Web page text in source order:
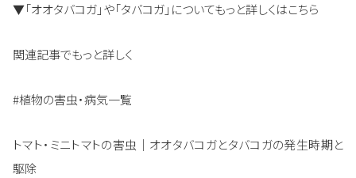
▼「オオタバコガ」や「タバコガ」についてもっと詳しくはこちら
関連記事でもっと詳しく
#植物の害虫・病気一覧
トマト・ミニトマトの害虫｜オオタバコガとタバコガの発生時期と
駆除